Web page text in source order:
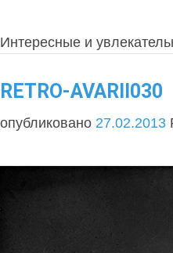
Интересные и
RETRO-AVARII030
опубликовано 27.02.2013